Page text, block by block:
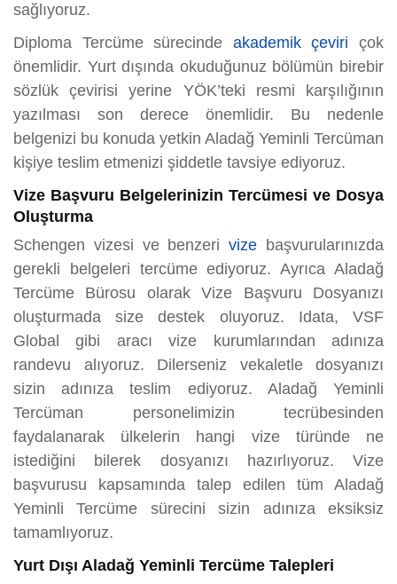
sağlıyoruz.
Diploma Tercüme sürecinde akademik çeviri çok
önemlidir. Yurt dışında okuduğunuz bölümün birebir
sözlük çevirisi yerine YÖK’teki resmi karşılığının
yazılması son derece önemlidir. Bu nedenle
belgenizi bu konuda yetkin Aladağ Yeminli Tercüman
kişiye teslim etmenizi şiddetle tavsiye ediyoruz.
Vize Başvuru Belgelerinizin Tercümesi ve Dosya
Oluşturma
Schengen vizesi ve benzerivize başvurularınızda
gerekli belgeleri tercüme ediyoruz. Ayrıca Aladağ
Tercüme Bürosu olarak Vize Başvuru Dosyanızı
oluşturmada size destek oluyoruz. Idata, VSF
Global gibi aracı vize kurumlarından adınıza
randevu alıyoruz. Dilerseniz vekaletle dosyanızı
sizin adınıza teslim ediyoruz. Aladağ Yeminli
Tercüman personelimizin tecrübesinden
faydalanarak ülkelerin hangi vize türünde ne
istediğini bilerek dosyanızı hazırlıyoruz. Vize
başvurusu kapsamında talep edilen tüm Aladağ
Yeminli Tercüme sürecini sizin adınıza eksiksiz
tamamlıyoruz.
Yurt Dışı Aladağ Yeminli Tercüme Talepleri